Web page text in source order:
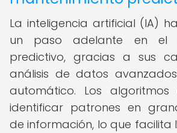
La inteligencia artificial (IA)
un paso adelante en el
predictivo, gracias a sus
análisis de datos
automático. Los
identificar patrones en
de información, lo que facilita